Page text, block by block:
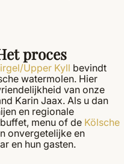
proces
Upper Kyll bevindt
watermolen. Hier
van onze
Karin Jaax. Als u dan
en regionale
menu of de Kölsche
onvergetelijke en
en hun gasten.